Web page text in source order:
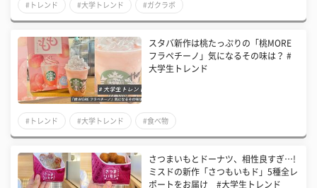
#トレンド #大学トレンド #ガクラボ
スタバ新作は桃たっぷりの「桃MORE
フラペチーノ」気になるその味は？ #
大学生トレンド
#トレンド #大学トレンド #食べ物
さつまいもとドーナツ、相性良すぎ…!
ミスドの新作「さつもいもド」5種全レ
ポートをお届け #大学生トレンド